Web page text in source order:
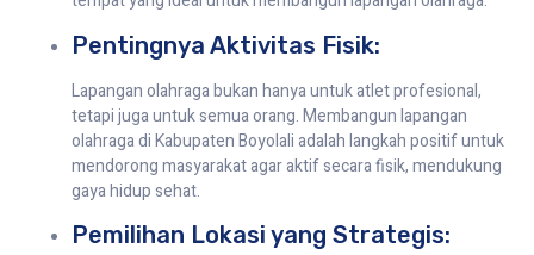
Pentingnya Aktivitas Fisik:
Lapangan olahraga bukan hanya untuk atlet profesional,
tetapi juga untuk semua orang. Membangun lapangan
olahraga di Kabupaten Boyolali adalah langkah positif untuk
mendorong masyarakat agar aktif secara fisik, mendukung
gaya hidup sehat.
Pemilihan Lokasi yang Strategis: